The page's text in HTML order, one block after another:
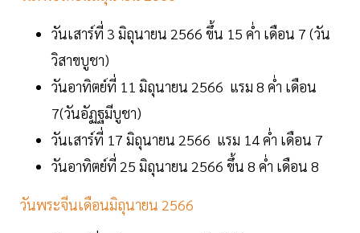
วันเสาร์ที่ 3 มิถุนายน 2566 ขึ้น 15 ค่ำ เดือน 7 (วัน
วิสาขบูชา)
วันอาทิตย์ที่ 11 มิถุนายน 2566 แรม 8 ค่ำ เดือน
7(วันอัฏฐมีบูชา)
วันเสาร์ที่ 17 มิถุนายน 2566 แรม 14 ค่ำ เดือน 7
วันอาทิตย์ที่ 25 มิถุนายน 2566 ขึ้น 8 ค่ำ เดือน 8
วันพระจีนเดือนมิถุนายน 2566